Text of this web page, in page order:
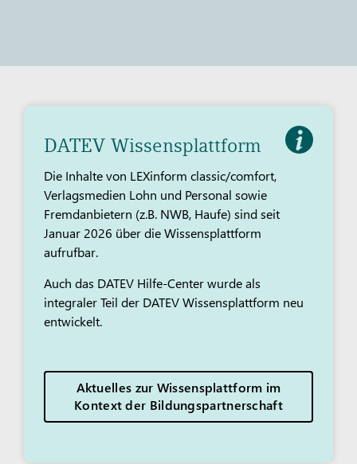
DATEV Wissensplattform
Die Inhalte von LEXinform classic/comfort,
Verlagsmedien Lohn und Personal sowie
Fremdanbietern (z.B. NWB, Haufe) sind seit
Januar 2026 über die Wissensplattform
aufrufbar.
Auch das DATEV Hilfe-Center wurde als
integraler Teil der DATEV Wissensplattform neu
entwickelt.
Aktuelles zur Wissensplattform im
Kontext der Bildungspartnerschaft